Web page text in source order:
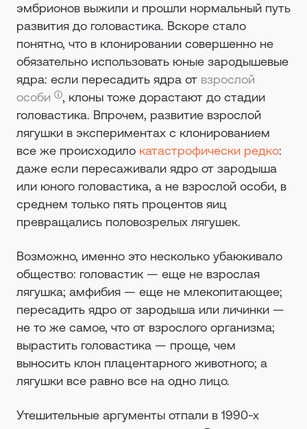
эмбрионов выжили и прошли нормальный путь
развития до головастика. Вскоре стало
понятно, что в клонировании совершенно не
обязательно использовать юные зародышевые
ядра: если пересадить ядра от взрослой
особи
, клоны тоже дорастают до стадии
головастика. Впрочем, развитие взрослой
лягушки в экспериментах с клонированием
все же происходило катастрофически редко:
даже если пересаживали ядро от зародыша
или юного головастика, а не взрослой особи, в
среднем только пять процентов яиц
превращались половозрелых лягушек.
Возможно, именно это несколько убаюкивало
общество: головастик — еще не взрослая
лягушка; амфибия — еще не млекопитающее;
пересадить ядро от зародыша или личинки —
не то же самое, что от взрослого организма;
вырастить головастика — проще, чем
выносить клон плацентарного животного; а
лягушки все равно все на одно лицо.
Утешительные аргументы отпали в 1990-х